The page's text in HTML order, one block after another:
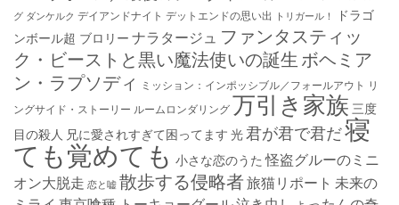
グ ダンケルク デイアンドナイト デットエンドの思い出 トリガール！
ドラゴ
ンボール超 ブロリー ナラタージュ ファンタスティッ
ク・ビーストと黒い魔法使いの誕生 ボヘミア
ン・ラプソディ ミッション：インポッシブル／フォールアウト リ
ングサイド・ストーリー ルームロンダリング万引き家族 三度
目の殺人 兄に愛されすぎて困ってます 光君が君で君だ寝
ても覚めても 小さな恋のうた 怪盗グルーのミニ
オン大脱走 恋と嘘 散歩する侵略者旅猫リポート 未来の